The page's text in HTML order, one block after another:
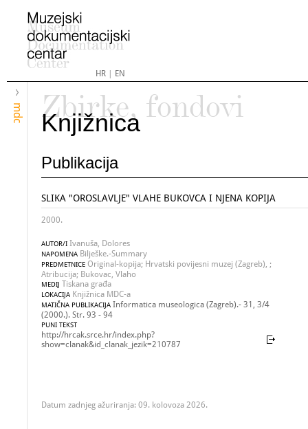
HR| EN
mdc
Zbirke, fondovi
Knjižnica
Publikacija
SLIKA "OROSLAVLJE" VLAHE BUKOVCA I NJENA KOPIJA
2000.
AUTOR/I Ivanuša, Dolores
NAPOMENA Bilješke.-Summary
PREDMETNICE Original-kopija; Hrvatski povijesni muzej (Zagreb), ;
Atribucija; Bukovac, Vlaho
MEDIJ Tiskana građa
LOKACIJA Knjižnica MDC-a
MATIČNA PUBLIKACIJA Informatica museologica (Zagreb).- 31, 3/4
(2000.). Str. 93 - 94
PUNI TEKST
http://hrcak.srce.hr/index.php?
show=clanak&id_clanak_jezik=210787
Datum zadnjeg ažuriranja: 09. kolovoza 2026.